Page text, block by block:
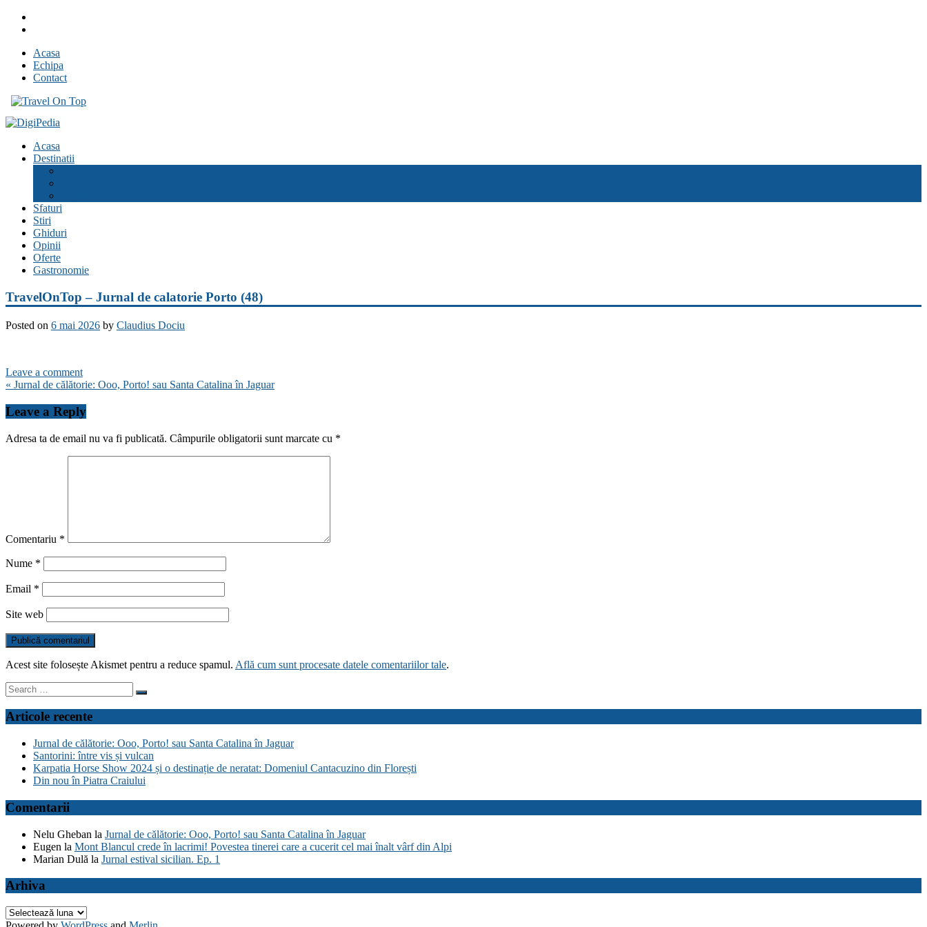
Skip
Acasa
Echipa
Contact
Travel On Top
Jurnal de calatorii
Acasa
Destinatii
Sfaturi
Stiri
Ghiduri
Opinii
Oferte
Gastronomie
TravelOnTop – Jurnal de calatorie Porto (48)
Posted on 6 mai 2026 by Claudius Dociu
Leave a comment
Navigare
în
articole
« Jurnal de călătorie: Ooo, Porto! sau Santa Catalina în Jaguar
Leave a Reply
Adresa ta de email nu va fi publicată. Câmpurile obligatorii sunt marcate cu *
Comentariu *
Nume *
Email *
Site web
Acest site folosește Akismet pentru a reduce spamul. Află cum sunt procesate datele comentariilor tale.
Search
for:
Articole recente
Jurnal de călătorie: Ooo, Porto! sau Santa Catalina în Jaguar
Santorini: între vis și vulcan
Karpatia Horse Show 2024 și o destinație de neratat: Domeniul Cantacuzino din Florești
Din nou în Piatra Craiului
Comentarii
Nelu Gheban la Jurnal de călătorie: Ooo, Porto! sau Santa Catalina în Jaguar
Eugen la Mont Blancul crede în lacrimi! Povestea tinerei care a cucerit cel mai înalt vârf din Alpi
Marian Dulă la Jurnal estival sicilian. Ep. 1
Arhiva
Arhiva